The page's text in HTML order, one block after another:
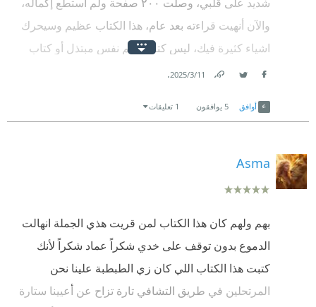
والآن أنهيت قراءته بعد عام، هذا الكتاب عظيم وسيحرك
اشياء كثيرة فيك، ليس كتاب علم نفس مبتذل أو كتاب
تنمية مليء بالوعظ الاستعلائي، بل كتاب يفكك كل
بقراءة الكتاب من أبجد بل اقتنيته ورقياً كي يبقى مرجعاً
بالأخص وتمكنه اللغوي وجمال اسلوبه، فكرني بنجيب
محفوظ 🤭
11‏/3‏/2025
.
أوافق 5 يوافقون 1 تعليقات
Asma
بهم ولهم كان هذا الكتاب لمن قريت هذي الجملة انهالت
الدموع بدون توقف على خدي شكراً عماد شكراً لأنك
كتبت هذا الكتاب اللي كان زي الطبطبة علينا نحن
المرتحلين في طريق التشافي تارة تزاح عن أعيينا ستارة